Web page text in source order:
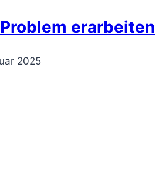
erarbeiten
2025